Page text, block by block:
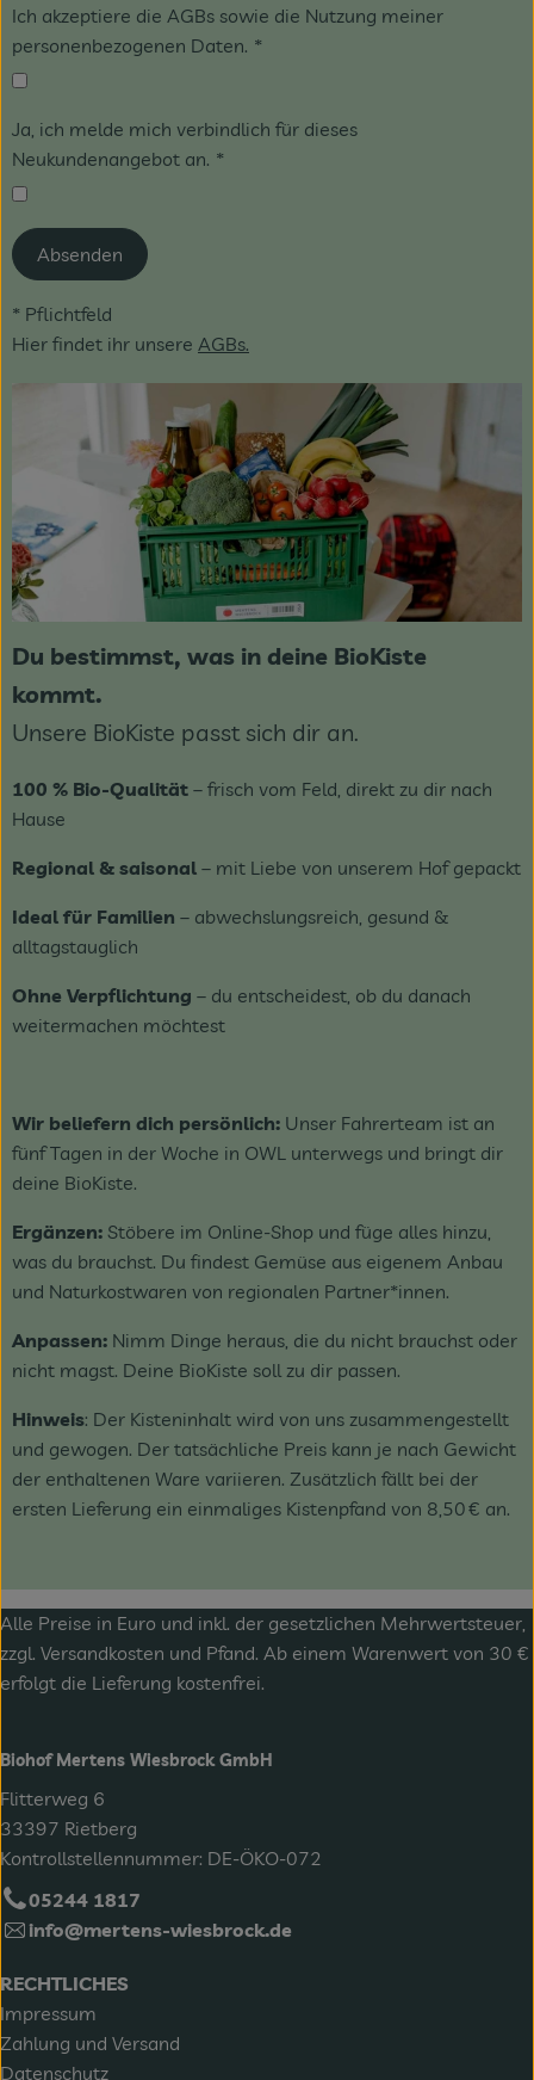
Ich akzeptiere die AGBs sowie die Nutzung meiner
personenbezogenen Daten. *
Ja, ich melde mich verbindlich für dieses
Neukundenangebot an. *
Absenden
* Pflichtfeld
Hier findet ihr unsere AGBs.
Du bestimmst, was in deine BioKiste
kommt.
Unsere BioKiste passt sich dir an.
100 % Bio-Qualität – frisch vom Feld, direkt zu dir nach
Hause
Regional & saisonal – mit Liebe von unserem Hof gepackt
Ideal für Familien – abwechslungsreich, gesund &
alltagstauglich
Ohne Verpflichtung – du entscheidest, ob du danach
weitermachen möchtest
Wir beliefern dich persönlich: Unser Fahrerteam ist an
fünf Tagen in der Woche in OWL unterwegs und bringt dir
deine BioKiste.
Ergänzen: Stöbere im Online-Shop und füge alles hinzu,
was du brauchst. Du findest Gemüse aus eigenem Anbau
und Naturkostwaren von regionalen Partner*innen.
Anpassen: Nimm Dinge heraus, die du nicht brauchst oder
nicht magst. Deine BioKiste soll zu dir passen.
Hinweis: Der Kisteninhalt wird von uns zusammengestellt
und gewogen. Der tatsächliche Preis kann je nach Gewicht
der enthaltenen Ware variieren. Zusätzlich fällt bei der
ersten Lieferung ein einmaliges Kistenpfand von 8,50 € an.
Alle Preise in Euro und inkl. der gesetzlichen Mehrwertsteuer,
zzgl. Versandkosten und Pfand. Ab einem Warenwert von 30 €
erfolgt die Lieferung kostenfrei.
Biohof Mertens Wiesbrock GmbH
Flitterweg 6
33397 Rietberg
Kontrollstellennummer: DE-ÖKO-072
05244 1817
info@mertens-wiesbrock.de
RECHTLICHES
Impressum
Zahlung und Versand
Datenschutz